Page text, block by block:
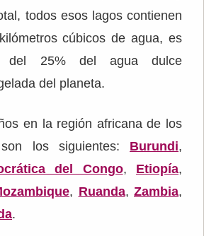
todos esos lagos contienen
cúbicos de agua, es
del 25% del agua dulce
del planeta.
en la región africana de los
los siguientes: Burundi,
del Congo, Etiopía,
, Ruanda, Zambia,
.